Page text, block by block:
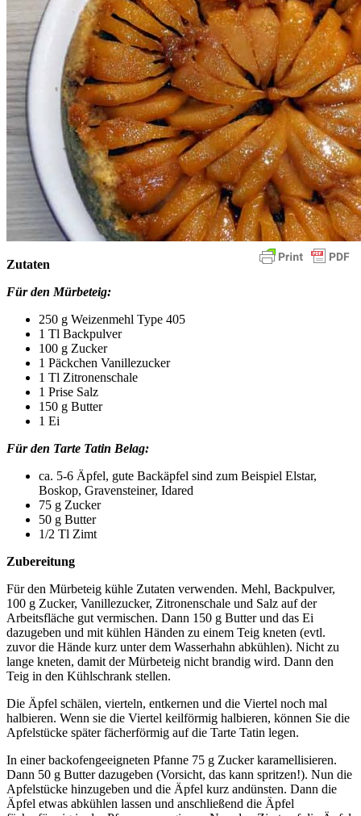
Zutaten
Für den Mürbeteig:
250 g Weizenmehl Type 405
1 Tl Backpulver
100 g Zucker
1 Päckchen Vanillezucker
1 Tl Zitronenschale
1 Prise Salz
150 g Butter
1 Ei
Für den Tarte Tatin Belag:
ca. 5-6 Äpfel, gute Backäpfel sind zum Beispiel Elstar,
Boskop, Gravensteiner, Idared
75 g Zucker
50 g Butter
1/2 Tl Zimt
Zubereitung
Für den Mürbeteig kühle Zutaten verwenden. Mehl, Backpulver,
100 g Zucker, Vanillezucker, Zitronenschale und Salz auf der
Arbeitsfläche gut vermischen. Dann 150 g Butter und das Ei
dazugeben und mit kühlen Händen zu einem Teig kneten (evtl.
zuvor die Hände kurz unter dem Wasserhahn abkühlen). Nicht zu
lange kneten, damit der Mürbeteig nicht brandig wird. Dann den
Teig in den Kühlschrank stellen.
Die Äpfel schälen, vierteln, entkernen und die Viertel noch mal
halbieren. Wenn sie die Viertel keilförmig halbieren, können Sie die
Apfelstücke später fächerförmig auf die Tarte Tatin legen.
In einer backofengeeigneten Pfanne 75 g Zucker karamellisieren.
Dann 50 g Butter dazugeben (Vorsicht, das kann spritzen!). Nun die
Apfelstücke hinzugeben und die Äpfel kurz andünsten. Dann die
Äpfel etwas abkühlen lassen und anschließend die Äpfel